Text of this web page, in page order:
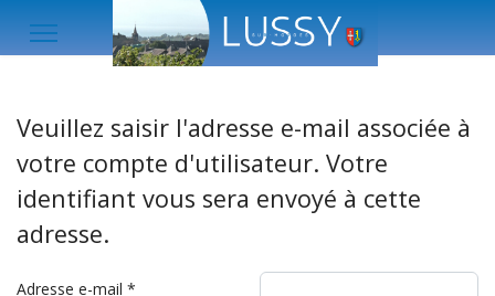
Veuillez saisir l'adresse e-mail associée à
votre compte d'utilisateur. Votre
identifiant vous sera envoyé à cette
adresse.
Adresse e-mail *